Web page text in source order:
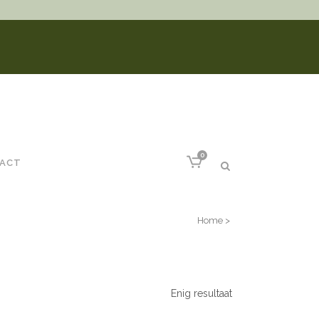
0
Home >
Enig resultaat